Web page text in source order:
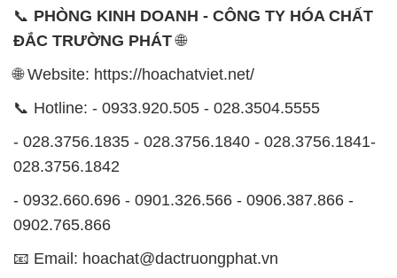
📞 PHÒNG KINH DOANH - CÔNG TY HÓA CHẤT
ĐẮC TRƯỜNG PHÁT🌐
🌐 Website: https://hoachatviet.net/
📞 Hotline: - 0933.920.505 - 028.3504.5555
- 028.3756.1835 - 028.3756.1840 - 028.3756.1841-
028.3756.1842
- 0932.660.696 - 0901.326.566 - 0906.387.866 -
0902.765.866
📧 Email: hoachat@dactruongphat.vn